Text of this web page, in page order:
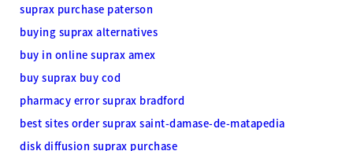
suprax purchase paterson
buying suprax alternatives
buy in online suprax amex
buy suprax buy cod
pharmacy error suprax bradford
best sites order suprax saint-damase-de-matapedia
disk diffusion suprax purchase